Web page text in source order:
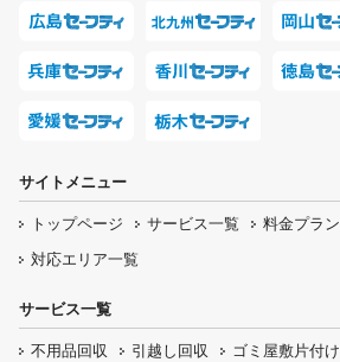
サイトメニュー
トップページ サービス一覧 料金プラン
対応エリア一覧
サービス一覧
不用品回収 引越し回収
ゴミ屋敷片付け